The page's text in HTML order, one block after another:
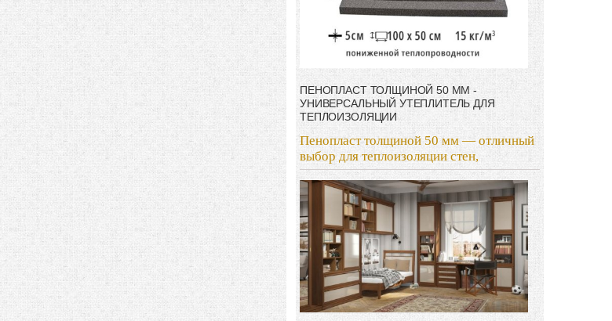
ПЕНОПЛАСТ ТОЛЩИНОЙ 50 ММ -
УНИВЕРСАЛЬНЫЙ УТЕПЛИТЕЛЬ ДЛЯ
ТЕПЛОИЗОЛЯЦИИ
Пенопласт толщиной 50 мм — отличный
выбор для теплоизоляции стен,